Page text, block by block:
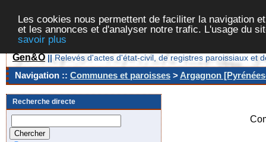
Les cookies nous permettent de faciliter la navigation
et les annonces et d'analyser notre trafic. L'usage du
savoir plus
Gen&O || Relevés d'actes d'état-civil, de registres paroissiaux et
Navigation :: Communes et paroisses >Argagnon
Recherche directe